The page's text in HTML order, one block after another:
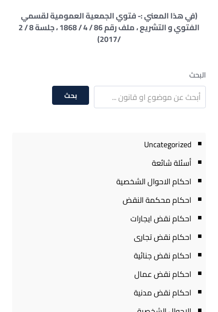
(في هذا المعني :- فتوي الجمعية العمومية لقسمي
الفتوي و التشريع ، ملف رقم 86 / 4 / 1868 ، جلسة 8 / 2
/2017)
البحث
بحث
Uncategorized
أسئلة شائعة
احكام الاحوال الشخصية
احكام محكمة النقض
احكام نقض ايجارات
احكام نقض تجارى
احكام نقض جنائية
احكام نقض عمال
احكام نقض مدنية